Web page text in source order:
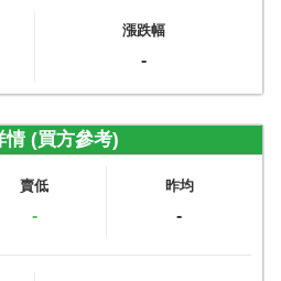
漲跌幅
-
情 (買方參考)
賣低
-
昨均
-